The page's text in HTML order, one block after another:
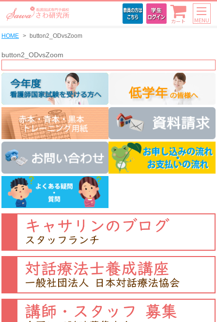
カート MENU
HOME button2_ODvsZoom
button2_ODvsZoom